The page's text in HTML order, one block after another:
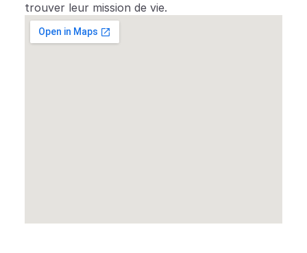
trouver leur mission de vie.